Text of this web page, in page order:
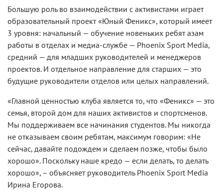
Большую роль во взаимодействии с активистами играет
образовательный проект «Юный Феникс», который имеет
3 уровня: начальный — обучение новеньких ребят азам
работы в отделах и медиа-службе — Phoenix Sport Media,
средний — для младших руководителей и менеджеров
проектов. И отдельное направление для старших — это
будущие руководители отделов или целых направлений.
«Главной ценностью клуба является то, что «Феникс» — это
семья, второй дом для наших активистов и спортсменов.
Мы поддерживаем все начинания студентов. Мы никогда
не отказываем своим ребятам, максимум говорим: «Не
сейчас, давайте подождем и сделаем позже, чтобы было
хорошо». Поскольку наше кредо — если делать, то делать
хорошо», – объясняет руководитель Phoenix Sport Media
Ирина Егорова.